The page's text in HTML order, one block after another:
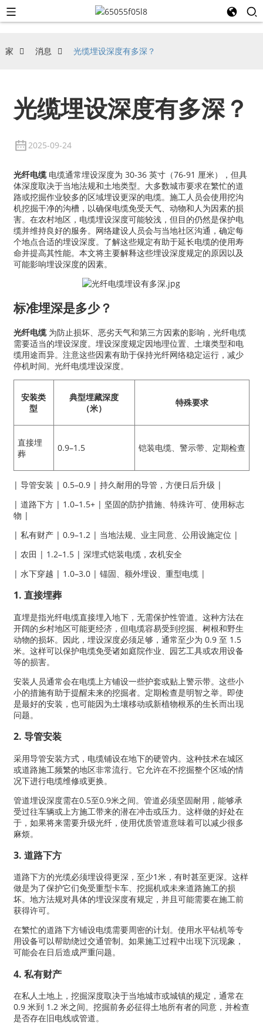
家 消息 光缆埋设深度有多深？
光缆埋设深度有多深？
2025-09-24
光纤电缆电缆通常埋设深度为 30-36 英寸（76-91 厘米），但具
体深度取决于当地法规和土地类型。大多数城市要求在繁忙的道
路或挖掘作业较多的区域埋设更深的电缆。施工人员会使用挖沟
机挖掘干净的沟槽，以确保电缆免受天气、动物和人为因素的损
害。在农村地区，电缆埋设深度可能较浅，但目的仍然是保护电
缆并维持良好的服务。网络建设人员会与当地社区沟通，确定每
个地点合适的埋设深度。了解这些规定有助于延长电缆的使用寿
命并提高其性能。本文将主要解释这些埋设深度规定的原因以及
可能影响埋设深度的因素。
标准埋深是多少？
光纤电缆为防止损坏、恶劣天气和第三方因素的影响，光纤电缆
需要适当的埋设深度。埋设深度规定因地理位置、土壤类型和电
缆用途而异。注意这些因素有助于保持光纤网络稳定运行，减少
停机时间。光纤电缆埋设深度。
安装类
型
典型埋藏深度
（米）
特殊要求
直接埋
葬
0.9–1.5 铠装电缆、警示带、定期检查
| 导管安装 | 0.5–0.9 | 持久耐用的导管，方便日后升级 |
| 道路下方 | 1.0–1.5+ | 坚固的防护措施、特殊许可、使用标志
物 |
| 私有财产 | 0.9–1.2 | 当地法规、业主同意、公用设施定位 |
| 农田 | 1.2–1.5 | 深埋式铠装电缆，农机安全
| 水下穿越 | 1.0–3.0 | 锚固、额外埋设、重型电缆 |
1. 直接埋葬
直埋是指光纤电缆直接埋入地下，无需保护性管道。这种方法在
开阔的乡村地区可能更经济，但电缆容易受到挖掘、树根和野生
动物的损坏。因此，埋设深度必须足够，通常至少为 0.9 至 1.5
米。这样可以保护电缆免受诸如庭院作业、园艺工具或农用设备
等的损害。
安装人员通常会在电缆上方铺设一些护套或贴上警示带。这些小
小的措施有助于提醒未来的挖掘者。定期检查是明智之举。即使
是最好的安装，也可能因为土壤移动或新植物根系的生长而出现
问题。
2. 导管安装
采用导管安装方式，电缆铺设在地下的硬管内。这种技术在城区
或道路施工频繁的地区非常流行。它允许在不挖掘整个区域的情
况下进行电缆维修或更换。
管道埋设深度需在0.5至0.9米之间。管道必须坚固耐用，能够承
受过往车辆或上方施工带来的潜在冲击或压力。这样做的好处在
于，如果将来需要升级光纤，使用优质管道意味着可以减少很多
麻烦。
3. 道路下方
道路下方的光缆必须埋设得更深，至少1米，有时甚至更深。这样
做是为了保护它们免受重型卡车、挖掘机或未来道路施工的损
坏。地方法规对具体的埋设深度有规定，并且可能需要在施工前
获得许可。
在繁忙的道路下方铺设电缆需要周密的计划。使用水平钻机等专
用设备可以帮助绕过交通管制。如果施工过程中出现下沉现象，
可能会在日后造成严重问题。
4. 私有财产
在私人土地上，挖掘深度取决于当地城市或城镇的规定，通常在
0.9 米到 1.2 米之间。挖掘前务必征得土地所有者的同意，并检查
是否存在旧电线或管道。